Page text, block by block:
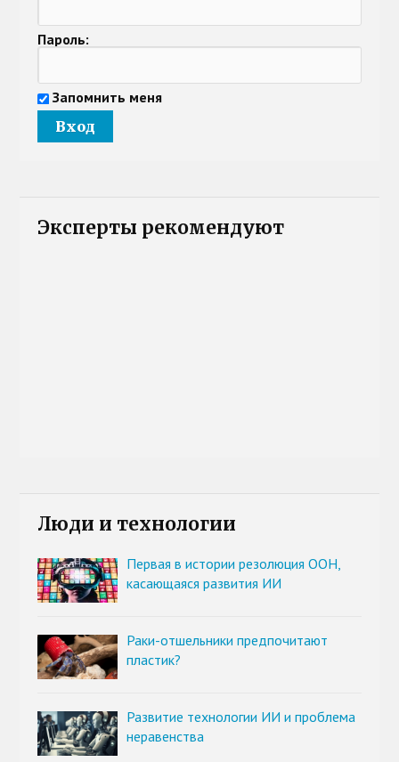
Пароль:
Запомнить меня
Эксперты рекомендуют
Люди и технологии
Первая в истории резолюция ООН,
касающаяся развития ИИ
Раки-отшельники предпочитают
пластик?
Развитие технологии ИИ и проблема
неравенства